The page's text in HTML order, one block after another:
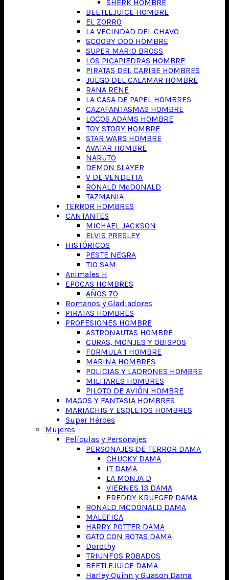
SHERK HOMBRE
BEETLEJUICE HOMBRE
EL ZORRO
LA VECINDAD DEL CHAVO
SCOOBY DOO HOMBRE
SUPER MARIO BROSS
LOS PICAPIEDRAS HOMBRE
PIRATAS DEL CARIBE HOMBRES
JUEGO DEL CALAMAR HOMBRE
RANA RENE
LA CASA DE PAPEL HOMBRES
CAZAFANTASMAS HOMBRE
LOCOS ADAMS HOMBRE
TOY STORY HOMBRE
STAR WARS HOMBRE
AVATAR HOMBRE
NARUTO
DEMON SLAYER
V DE VENDETTA
RONALD McDONALD
TAZMANIA
TERROR HOMBRES
CANTANTES
MICHAEL JACKSON
ELVIS PRESLEY
HISTÓRICOS
PESTE NEGRA
TIO SAM
Animales H
EPOCAS HOMBRES
AÑOS 70
Romanos y Gladiadores
PIRATAS HOMBRES
PROFESIONES HOMBRE
ASTRONAUTAS HOMBRE
CURAS, MONJES Y OBISPOS
FORMULA 1 HOMBRE
MARINA HOMBRES
POLICIAS Y LADRONES HOMBRE
MILITARES HOMBRES
PILOTO DE AVIÓN HOMBRE
MAGOS Y FANTASIA HOMBRES
MARIACHIS Y ESQLETOS HOMBRES
Super Héroes
Mujeres
Películas y Personajes
PERSONAJES DE TERROR DAMA
CHUCKY DAMA
IT DAMA
LA MONJA D
VIERNES 13 DAMA
FREDDY KRUEGER DAMA
RONALD MCDONALD DAMA
MALEFICA
HARRY POTTER DAMA
GATO CON BOTAS DAMA
Dorothy
TRIUNFOS ROBADOS
BEETLEJUICE DAMA
Harley Quinn y Guason Dama